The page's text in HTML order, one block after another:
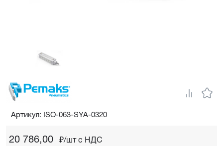
20 786,00 ₽/шт c НДС
Артикул: ISO-063-SYA-0320